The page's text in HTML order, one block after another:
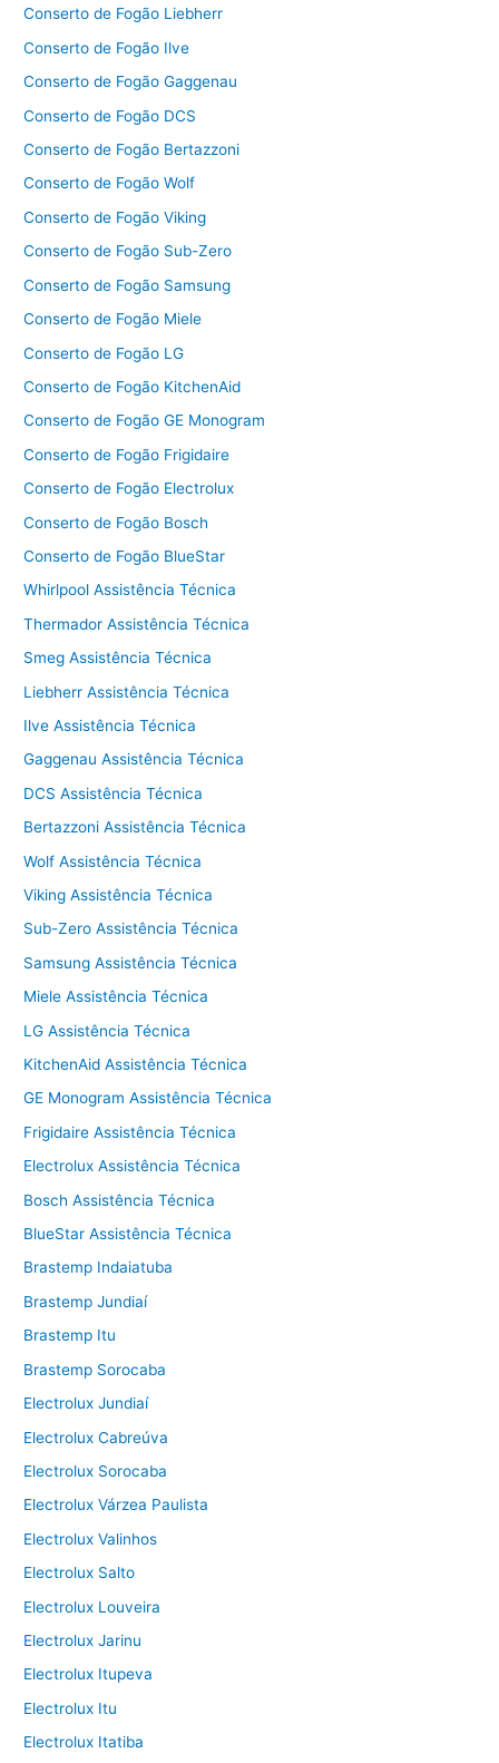
Conserto de Fogão Liebherr
Conserto de Fogão Ilve
Conserto de Fogão Gaggenau
Conserto de Fogão DCS
Conserto de Fogão Bertazzoni
Conserto de Fogão Wolf
Conserto de Fogão Viking
Conserto de Fogão Sub-Zero
Conserto de Fogão Samsung
Conserto de Fogão Miele
Conserto de Fogão LG
Conserto de Fogão KitchenAid
Conserto de Fogão GE Monogram
Conserto de Fogão Frigidaire
Conserto de Fogão Electrolux
Conserto de Fogão Bosch
Conserto de Fogão BlueStar
Whirlpool Assistência Técnica
Thermador Assistência Técnica
Smeg Assistência Técnica
Liebherr Assistência Técnica
Ilve Assistência Técnica
Gaggenau Assistência Técnica
DCS Assistência Técnica
Bertazzoni Assistência Técnica
Wolf Assistência Técnica
Viking Assistência Técnica
Sub-Zero Assistência Técnica
Samsung Assistência Técnica
Miele Assistência Técnica
LG Assistência Técnica
KitchenAid Assistência Técnica
GE Monogram Assistência Técnica
Frigidaire Assistência Técnica
Electrolux Assistência Técnica
Bosch Assistência Técnica
BlueStar Assistência Técnica
Brastemp Indaiatuba
Brastemp Jundiaí
Brastemp Itu
Brastemp Sorocaba
Electrolux Jundiaí
Electrolux Cabreúva
Electrolux Sorocaba
Electrolux Várzea Paulista
Electrolux Valinhos
Electrolux Salto
Electrolux Louveira
Electrolux Jarinu
Electrolux Itupeva
Electrolux Itu
Electrolux Itatiba